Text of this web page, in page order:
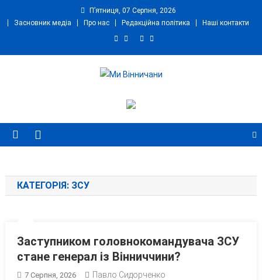
П’ятниця, 07 Серпня, 2026
Засновник медіа
Про нас Редакційна політика Наші контакти
КАТЕГОРІЯ: ЗСУ
Заступником головнокомандувача ЗСУ
стане генерал із Вінниччини?
7 Серпня, 2026 Павло Сидорченко